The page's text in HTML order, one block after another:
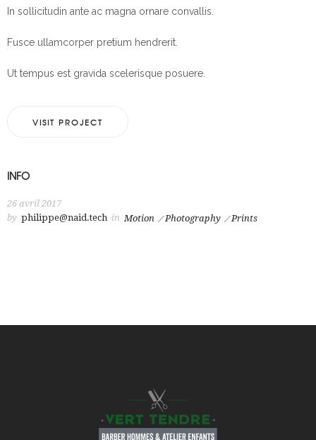
In sollicitudin ante ac magna ornare convallis.
Fusce ullamcorper pretium hendrerit.
Ut tempus est gravida scelerisque posuere.
VISIT PROJECT
INFO
26 avril 2017
by philippe@naid.tech in Motion Photography Prints